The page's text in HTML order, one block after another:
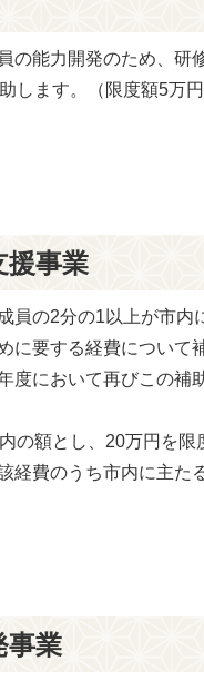
の能力開発のため、研
します。（限度額5万円
援事業
員の2分の1以上が市内
に要する経費について
度において再びこの補
の額とし、20万円を限
経費のうち市内に主た
事業